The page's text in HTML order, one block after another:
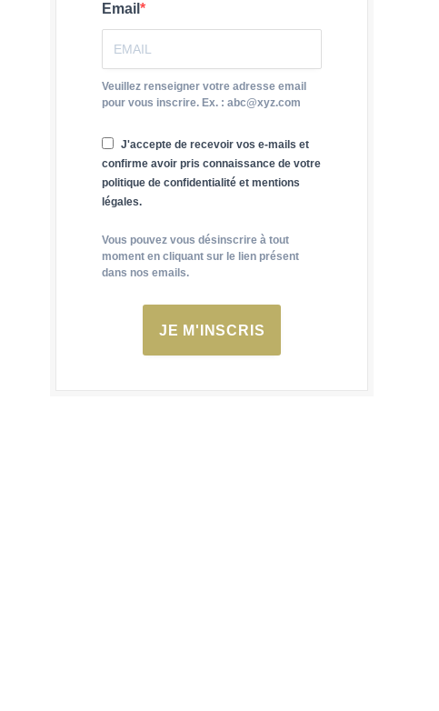
Email
Veuillez renseigner votre adresse email
pour vous inscrire. Ex. : abc@xyz.com
J'accepte de recevoir vos e-mails et
confirme avoir pris connaissance de votre
politique de confidentialité et mentions
légales.
Vous pouvez vous désinscrire à tout
moment en cliquant sur le lien présent
dans nos emails.
JE M'INSCRIS